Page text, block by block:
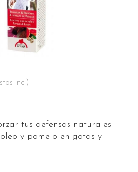
incl)
tus defensas naturales
y pomelo en gotas y